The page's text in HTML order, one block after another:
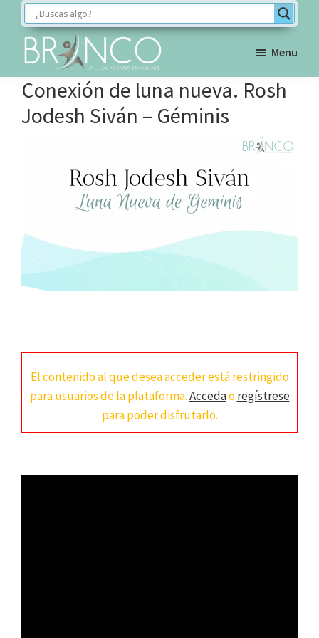
Saltar
navegación
principal
Saltar
contenido
Saltar
página
BRINCO
FORMACIÓN
Menu
Conexión de luna nueva. Rosh
Jodesh Siván – Géminis
El contenido al que desea acceder está restringido
para usuarios de la plataforma.Accedaoregístrese
para poder disfrutarlo.